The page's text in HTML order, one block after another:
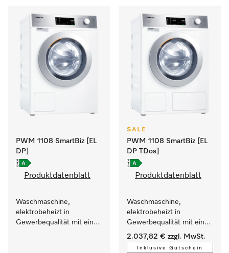
PWM 1108 SmartBiz [EL
DP]
Produktdatenblatt
Waschmaschine,
elektrobeheizt in
Gewerbequalität mit einer
SALE
PWM 1108 SmartBiz [EL
DP TDos]
Produktdatenblatt
Waschmaschine,
elektrobeheizt in
Gewerbequalität mit einer
Laufzeit von 79 min,
automatische Dosierung.
2.037,82 € zzgl. MwSt.
Inklusive Gutschein